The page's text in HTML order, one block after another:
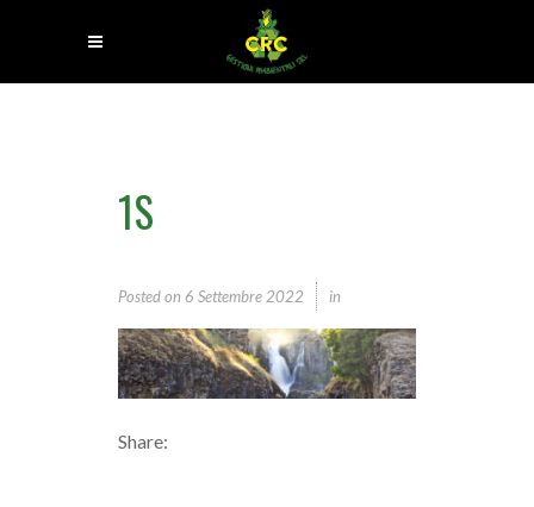
1S
Posted on 6 Settembre 2022 in
Share: